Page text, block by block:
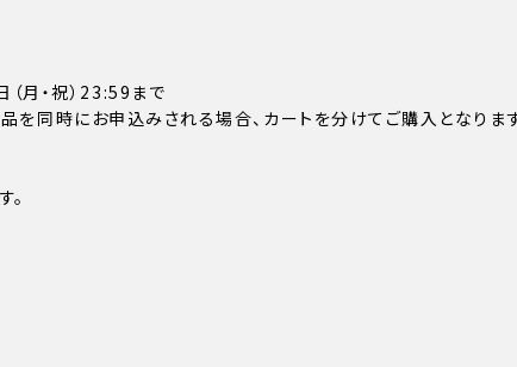
月・祝）23:59まで
同時にお申込みされる場合、カートを分けてご購入となりま
。